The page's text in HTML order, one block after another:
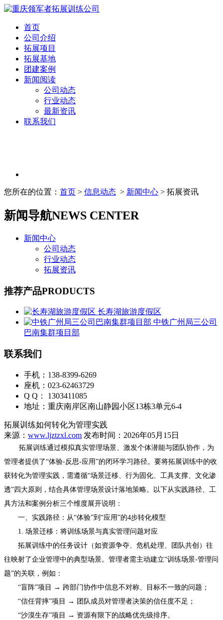
首页
公司介绍
拓展项目
拓展基地
团建案例
新闻阅读
公司动态
行业动态
最新资讯
联系我们
您所在的位置： 首页 > 信息动态 > 新闻中心 > 拓展资讯
新闻导航NEWS CENTER
新闻中心
公司动态
行业动态
拓展资讯
推荐产品PRODUCTS
长寿湖旅游度假区
中铁广州局三公司
巴南集群项目部
联系我们
手机：138-8399-6269
座机：023-62463729
Q Q： 1303411085
地址：重庆南岸区南山静园小区13栋3单元6-4
拓展训练如何转化为管理实践
来源： www.ljztzxl.com 发布时间：2026年05月15日
拓展训练通过模拟真实管理场景、激发个体潜能与团队协作，为
管理者提供了“体验-反思-应用”的闭环学习路径。要将拓展训练中的收
获转化为管理实践，需遵循“场景迁移、行为固化、工具支撑、文化渗
透”四大原则，结合具体管理场景设计落地策略。以下从实践路径、工
具方法和案例分析三个维度展开说明：
一、实践路径：从“体验”到“应用”的4步转化模型
1. 场景迁移：将训练场景与真实管理问题对应
拓展训练中的任务设计（如资源争夺、危机处理、团队共创）往
往映射了企业管理中的典型场景。管理者需主动建立“训练场景-管理问
题”的关联，例如：
“盲阵”项目 → 跨部门协作中信息不对称、目标不一致的问题；
“信任背摔”项目 → 团队成员对管理者决策的信任度不足；
“沙漠生存”项目 → 资源有限下的战略优先级排序。